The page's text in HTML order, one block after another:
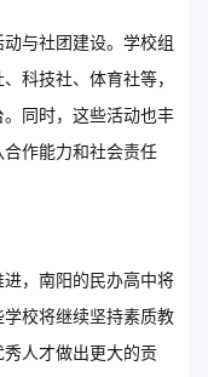
与社团建设。学校组
科技社、体育社等，
同时，这些活动也丰
作能力和社会责任
，南阳的民办高中将
校将继续坚持素质教
人才做出更大的贡